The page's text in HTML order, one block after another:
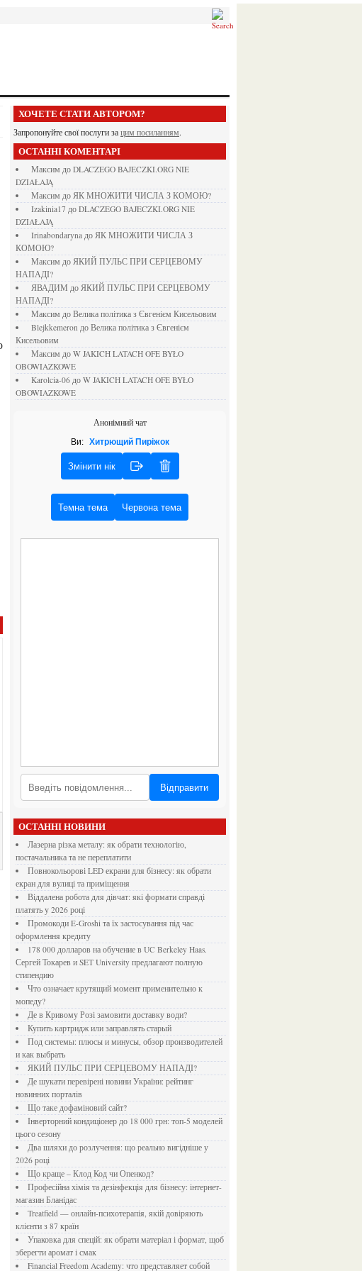
ХОЧЕТЕ СТАТИ АВТОРОМ?
Запропонуйте свої послуги за цим посиланням.
ОСТАННІ КОМЕНТАРІ
Максим до DLACZEGO BAJECZKI.ORG NIE
DZIAŁAJĄ
Максим до ЯК МНОЖИТИ ЧИСЛА З КОМОЮ?
izakinia17 до DLACZEGO BAJECZKI.ORG NIE
DZIAŁAJĄ
irinabondarynaдо ЯК МНОЖИТИ ЧИСЛА З
КОМОЮ?
Максим до ЯКИЙ ПУЛЬС ПРИ СЕРЦЕВОМУ
НАПАДІ?
ЯВАДИМ до ЯКИЙ ПУЛЬС ПРИ СЕРЦЕВОМУ
НАПАДІ?
Максим до Велика політика з Євгенієм Кисельовим
blejkkemeronдо Велика політика з Євгенієм
Кисельовим
Максим до W JAKICH LATACH OFE BYŁO
OBOWIAZKOWE
karolcia-06до W JAKICH LATACH OFE BYŁO
OBOWIAZKOWE
Анонімний чат
Ви: Хитрющий Пиріжок
Змінити нік
Темна тема Червона тема
Відправити
ОСТАННІ НОВИНИ
Лазерна різка металу: як обрати технологію,
постачальника та не переплатити
Повнокольорові LED екрани для бізнесу: як обрати
екран для вулиці та приміщення
Віддалена робота для дівчат: які формати справді
платять у 2026 році
Промокоди E-Groshi та їх застосування під час
оформлення кредиту
178 000 долларов на обучение в UC Berkeley Haas.
Сергей Токарев и SET University предлагают полную
стипендию
Что означает крутящий момент применительно к
мопеду?
Де в Кривому Розі замовити доставку води?
Купить картридж или заправлять старый
Под системы: плюсы и минусы, обзор производителей
и как выбрать
ЯКИЙ ПУЛЬС ПРИ СЕРЦЕВОМУ НАПАДІ?
Де шукати перевірені новини України: рейтинг
новинних порталів
Що таке дофаміновий сайт?
Інверторний кондиціонер до 18 000 грн: топ-5 моделей
цього сезону
Два шляхи до розлучення: що реально вигідніше у
2026 році
Що краще – Клод Код чи Опенкод?
Професійна хімія та дезінфекція для бізнесу: інтернет-
магазин Бланідас
Treatfield — онлайн-психотерапія, якій довіряють
клієнти з 87 країн
Упаковка для спецій: як обрати матеріал і формат, щоб
зберегти аромат і смак
Financial Freedom Academy: что представляет собой